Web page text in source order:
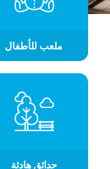
ملعب للأطفال
حدائق هادئة